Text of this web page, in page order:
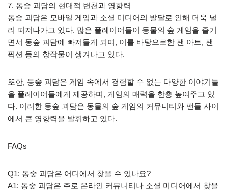
7. 동숲 괴담의 현대적 변천과 영향력
동숲 괴담은 모바일 게임과 소셜 미디어의 발달로 인해 더욱 널
리 퍼져나가고 있다. 많은 플레이어들이 동물의 숲 게임을 즐기
면서 동숲 괴담에 빠져들게 되며, 이를 바탕으로한 팬 아트, 팬
픽션 등의 창작물이 생겨나고 있다.
또한, 동숲 괴담은 게임 속에서 경험할 수 없는 다양한 이야기들
을 플레이어들에게 제공하며, 게임의 매력을 한층 높여주고 있
다. 이러한 동숲 괴담은 동물의 숲 게임의 커뮤니티와 팬들 사이
에서 큰 영향력을 발휘하고 있다.
FAQs
Q1: 동숲 괴담은 어디에서 찾을 수 있나요?
A1: 동숲 괴담은 주로 온라인 커뮤니티나 소셜 미디어에서 찾을